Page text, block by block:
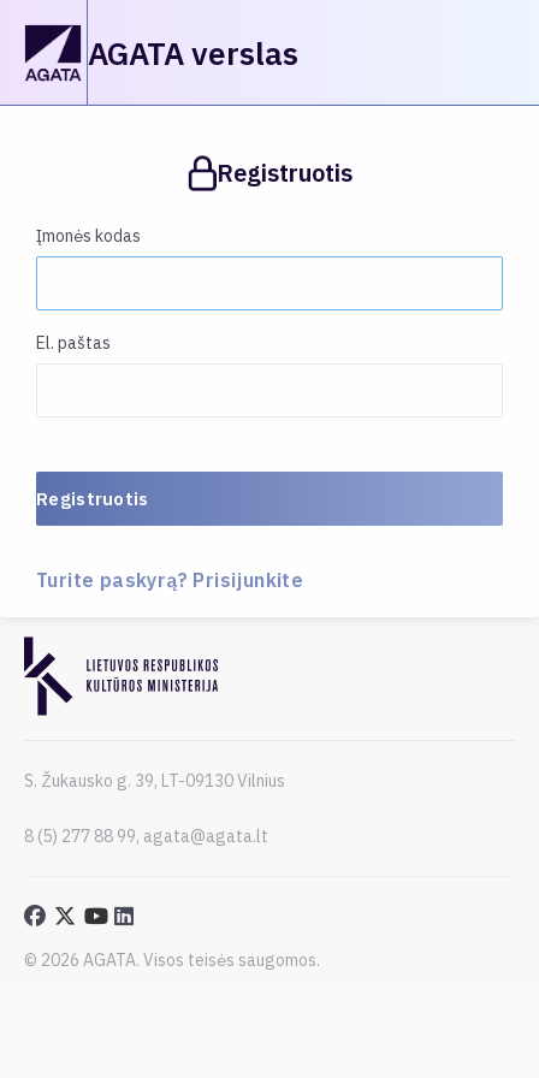
AGATA verslas
Registruotis
Įmonės kodas
El. paštas
Turite paskyrą? Prisijunkite
S. Žukausko g. 39, LT-09130 Vilnius
8 (5) 277 88 99, agata@agata.lt
© 2026 AGATA. Visos teisės saugomos.